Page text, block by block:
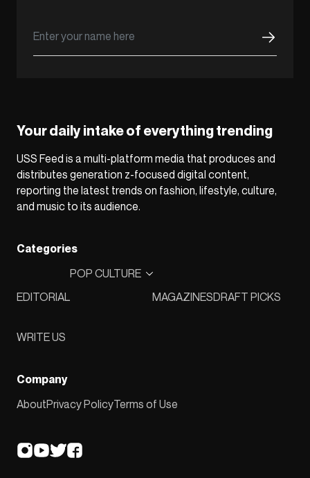
Your daily intake of everything trending
USS Feed is a multi-platform media that produces and
distributes generation z-focused digital content,
reporting the latest trends on fashion, lifestyle, culture,
and music to its audience.
Categories
EDITORIAL
POP CULTURE
MAGAZINESDRAFT PICKS
WRITE US
Company
AboutPrivacy PolicyTerms of Use